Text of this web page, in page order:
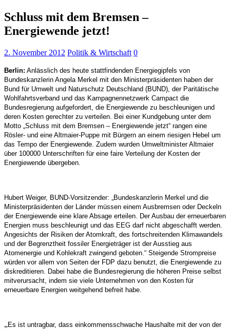
Schluss mit dem Bremsen –
Energiewende jetzt!
2. November 2012 Politik & Wirtschaft 0
Berlin: Anlässlich des heute stattfindenden Energiegipfels von
Bundeskanzlerin Angela Merkel mit den Ministerpräsidenten haben der
Bund für Umwelt und Naturschutz Deutschland (BUND), der Paritätische
Wohlfahrtsverband und das Kampagnennetzwerk Campact die
Bundesregierung aufgefordert, die Energiewende zu beschleunigen und
deren Kosten gerechter zu verteilen. Bei einer Kundgebung unter dem
Motto „Schluss mit dem Bremsen – Energiewende jetzt“ rangen eine
Rösler- und eine Altmaier-Puppe mit Bürgern an einem riesigen Hebel um
das Tempo der Energiewende. Zudem wurden Umweltminister Altmaier
über 100000 Unterschriften für eine faire Verteilung der Kosten der
Energiewende übergeben.
Hubert Weiger, BUND-Vorsitzender: „Bundeskanzlerin Merkel und die
Ministerpräsidenten der Länder müssen einem Ausbremsen oder Deckeln
der Energiewende eine klare Absage erteilen. Der Ausbau der erneuerbaren
Energien muss beschleunigt und das EEG darf nicht abgeschafft werden.
Angesichts der Risiken der Atomkraft, des fortschreitenden Klimawandels
und der Begrenztheit fossiler Energieträger ist der Ausstieg aus
Atomenergie und Kohlekraft zwingend geboten.“ Steigende Strompreise
würden vor allem von Seiten der FDP dazu benutzt, die Energiewende zu
diskreditieren. Dabei habe die Bundesregierung die höheren Preise selbst
mitverursacht, indem sie viele Unternehmen von den Kosten für
erneuerbare Energien weitgehend befreit habe.
„Es ist untragbar, dass einkommensschwache Haushalte mit der von der